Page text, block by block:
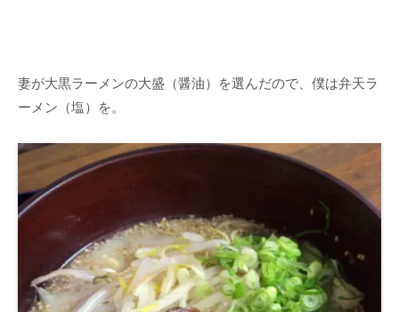
妻が大黒ラーメンの大盛（醤油）を選んだので、僕は弁天ラ
ーメン（塩）を。